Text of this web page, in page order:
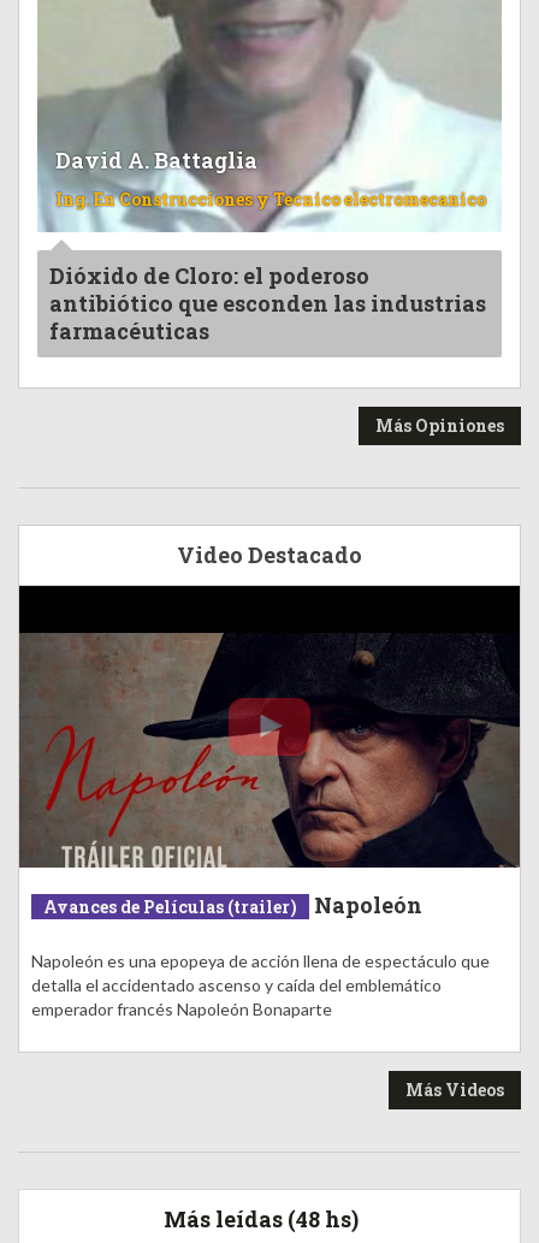
David A. Battaglia
Ing. En Construcciones y Tecnico electromecanico
Dióxido de Cloro: el poderoso
antibiótico que esconden las industrias
farmacéuticas
Más Opiniones
Video Destacado
Avances de Películas (trailer) Napoleón
Napoleón es una epopeya de acción llena de espectáculo que
detalla el accidentado ascenso y caída del emblemático
emperador francés Napoleón Bonaparte
Más Videos
Más leídas (48 hs)